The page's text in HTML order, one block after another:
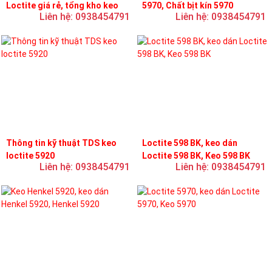
Loctite giá rẻ, tổng kho keo
Liên hệ: 0938454791
5970, Chất bịt kín 5970
Liên hệ: 0938454791
Thông tin kỹ thuật TDS keo
loctite 5920
Liên hệ: 0938454791
Loctite 598 BK, keo dán
Loctite 598 BK, Keo 598 BK
Liên hệ: 0938454791